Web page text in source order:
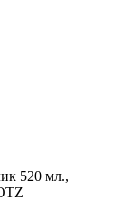
520 мл.,